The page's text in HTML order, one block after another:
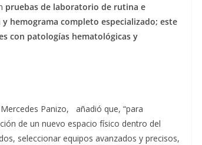
pruebas de laboratorio de rutina e
hemograma completo especializado; este
con patologías hematológicas y
Panizo, añadió que, “para
de un nuevo espacio físico dentro del
seleccionar equipos avanzados y precisos,